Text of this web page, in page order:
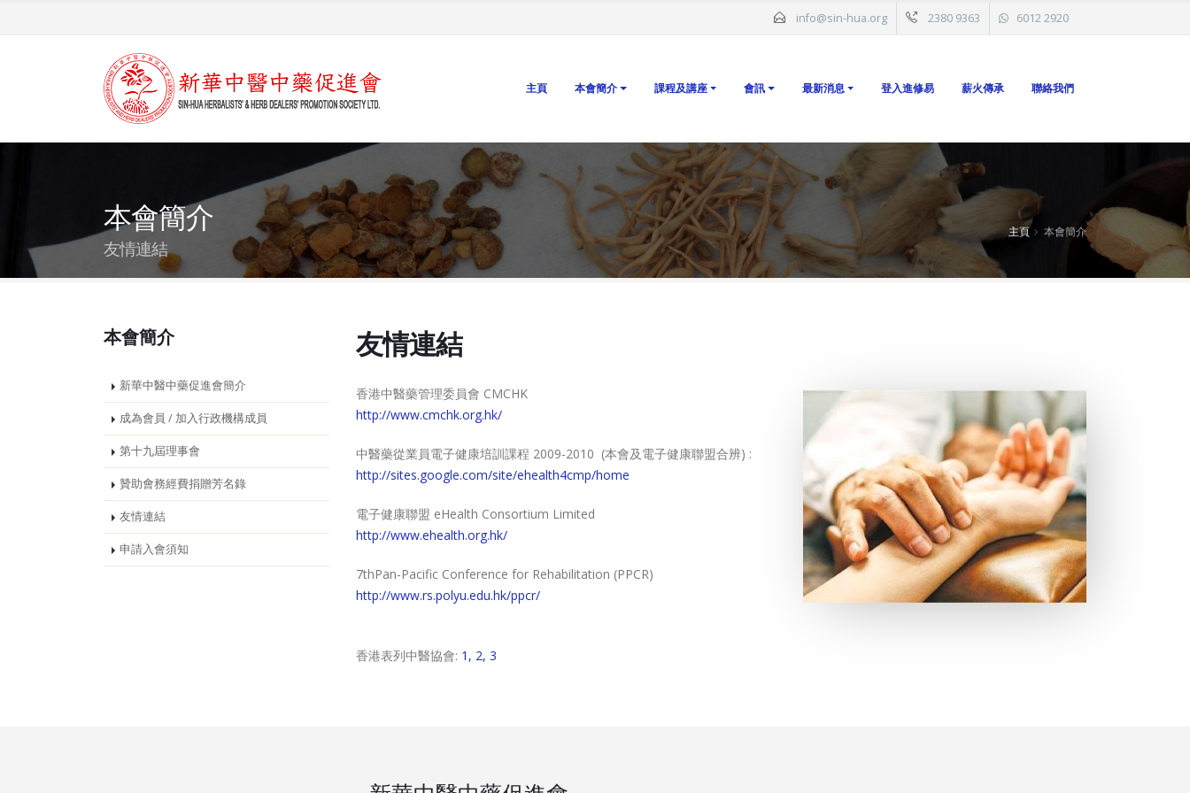
info@sin-hua.org 2380 9363 6012 2920
主頁 本會簡介 課程及講座 會訊 最新消息 登入進修易 薪火傳承 聯絡我們
本會簡介
友情連結
主頁 本會簡介
本會簡介
新華中醫中藥促進會簡介
成為會員 / 加入行政機構成員
第十九屆理事會
贊助會務經費捐贈芳名錄
友情連結
申請入會須知
友情連結
香港中醫藥管理委員會 CMCHK
http://www.cmchk.org.hk/
中醫藥從業員電子健康培訓課程 2009-2010 (本會及電子健康聯盟合辨) :
http://sites.google.com/site/ehealth4cmp/home
電子健康聯盟 eHealth Consortium Limited
http://www.ehealth.org.hk/
7thPan-Pacific Conference for Rehabilitation (PPCR)
http://www.rs.polyu.edu.hk/ppcr/
香港表列中醫協會: 1, 2, 3